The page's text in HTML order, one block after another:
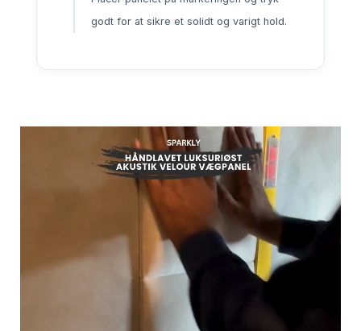
godt for at sikre et solidt og varigt hold.